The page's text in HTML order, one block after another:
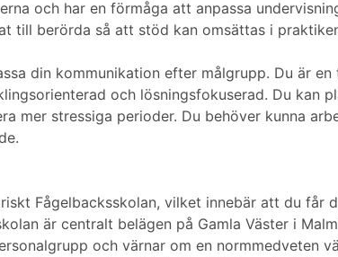
och har en förmåga att anpassa
till berörda så att stöd kan omsättas i
din kommunikation efter målgrupp. Du är
och lösningsfokuserad. Du kan
mer stressiga perioder. Du behöver kunna
Fågelbacksskolan, vilket innebär att du får
är centralt belägen på Gamla Väster i
och värnar om en normmedveten